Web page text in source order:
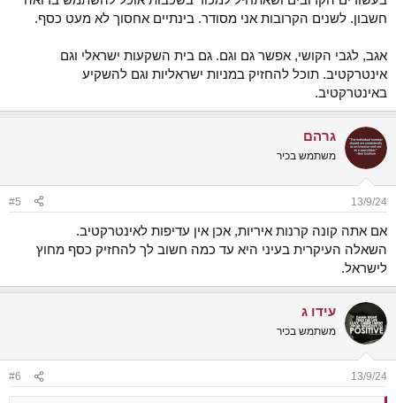
חשבון. לשנים הקרובות אני מסודר. בינתיים אחסוך לא מעט כסף.
אגב, לגבי הקושי, אפשר גם וגם. גם בית השקעות ישראלי וגם
אינטרקטיב. תוכל להחזיק במניות ישראליות וגם להשקיע
באינטרקטיב.
גרהם
משתמש בכיר
13/9/24
#5
אם אתה קונה קרנות איריות, אכן אין עדיפות לאינטרקטיב.
השאלה העיקרית בעיני היא עד כמה חשוב לך להחזיק כסף מחוץ
לישראל.
עידו ג
משתמש בכיר
13/9/24
#6